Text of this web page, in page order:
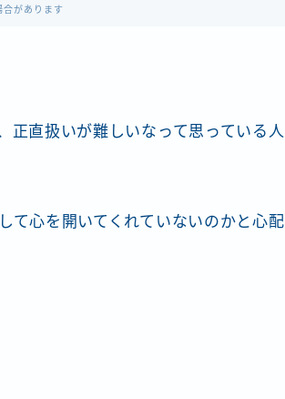
合があります
正直扱いが難しいなって思っている人
て心を開いてくれていないのかと心配